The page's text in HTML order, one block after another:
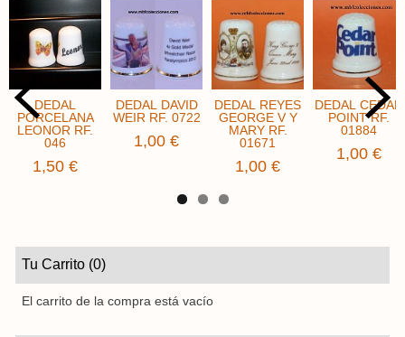
Tu Carrito (0)
El carrito de la compra está vacío
DEDAL
PORCELANA
LEONOR RF.
046
1,50 €
DEDAL DAVID
WEIR RF. 0722
1,00 €
DEDAL REYES
GEORGE V Y
MARY RF.
01671
1,00 €
DEDAL CEDAR
POINT RF.
01884
1,00 €